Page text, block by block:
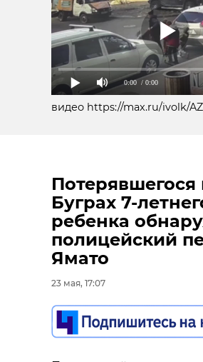
0:00 / 0:00
видео https://max.ru/ivolk/
Потерявшегося
Буграх 7-
ребенка
полицейский
Ямато
23 мая, 17:07